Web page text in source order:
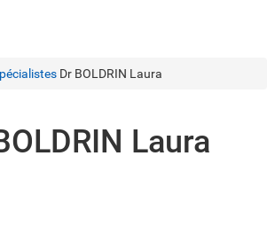
Dr BOLDRIN Laura
Laura